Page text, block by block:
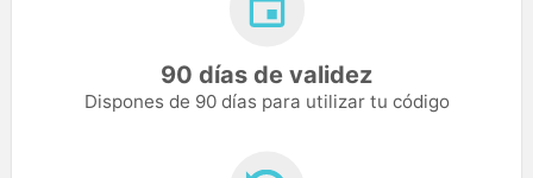
90 días de validez
Dispones de 90 días para utilizar tu código